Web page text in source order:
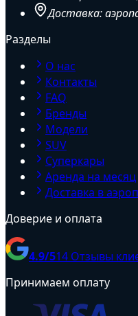
Доставка:
Разделы
О нас
Контакты
FAQ
Бренды
Модели
SUV
Суперкары
Аренда на месяц
Доставка в
Доверие и оплата
4.9/514 Отзывы
Принимаем оплату